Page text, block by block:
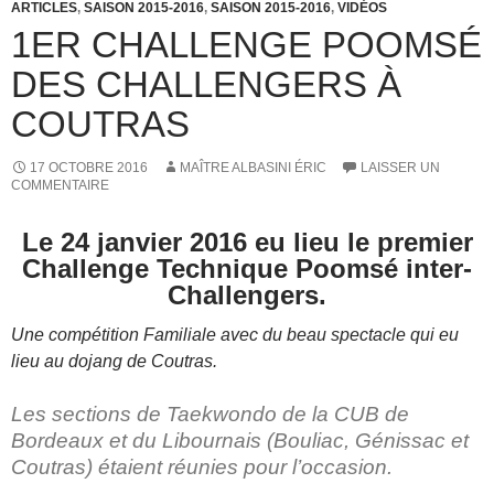
ARTICLES, SAISON 2015-2016, SAISON 2015-2016, VIDÉOS
1ER CHALLENGE POOMSÉ
DES CHALLENGERS À
COUTRAS
17 OCTOBRE 2016 MAÎTRE ALBASINI ÉRIC
LAISSER UN
COMMENTAIRE
Le 24 janvier 2016 eu lieu le premier
Challenge Technique Poomsé inter-
Challengers.
Une compétition Familiale avec du beau spectacle qui eu
lieu au dojang de Coutras.
Les sections de Taekwondo de la CUB de
Bordeaux et du Libournais (Bouliac, Génissac et
Coutras) étaient réunies pour l’occasion.